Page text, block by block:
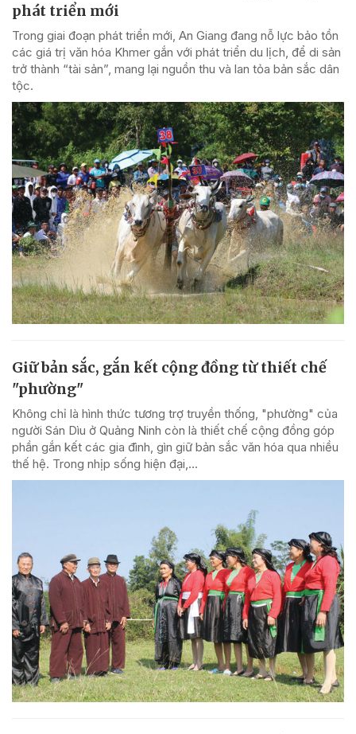
phát triển mới
Trong giai đoạn phát triển mới, An Giang đang nỗ lực bảo tồn
các giá trị văn hóa Khmer gắn với phát triển du lịch, để di sản
trở thành “tài sản”, mang lại nguồn thu và lan tỏa bản sắc dân
tộc.
Giữ bản sắc, gắn kết cộng đồng từ thiết chế
"phường"
Không chỉ là hình thức tương trợ truyền thống, "phường" của
người Sán Dìu ở Quảng Ninh còn là thiết chế cộng đồng góp
phần gắn kết các gia đình, gìn giữ bản sắc văn hóa qua nhiều
thế hệ. Trong nhịp sống hiện đại,...